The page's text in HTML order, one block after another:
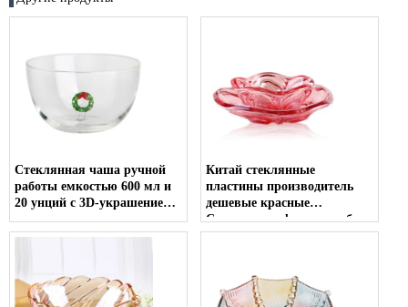
Стеклянная чаша ручной
работы емкостью 600 мл и
20 унций с 3D-украшением
в виде рождественского
венка внутри
Китай стеклянные
пластины производитель
дешевые красные
Стеклянные фрукты набор
Оптовая